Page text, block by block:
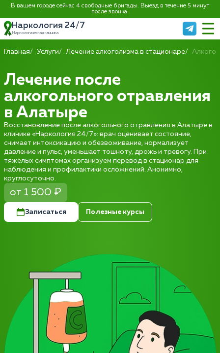
В вашем городе сейчас 4 свободные бригады. Выезд в течение 5 минут
после звонка:
Наркология 24/7
Наркологическая клиника
Главная Услуги Лечение алкоголизма в стационаре
Лечение после
алкогольного отравления
в Алатыре
Восстановление после алкогольного отравления в Алатыре в
клинике «Наркология 24/7»: врач оценивает состояние,
снимает интоксикацию и обезвоживание, нормализует
давление и пульс, уменьшает тошноту, дрожь и тревогу. При
тяжёлых симптомах организуем перевод в стационар для
наблюдения и профилактики осложнений. Анонимно,
круглосуточно.
от 1 500 ₽
Записаться Полезные курсы